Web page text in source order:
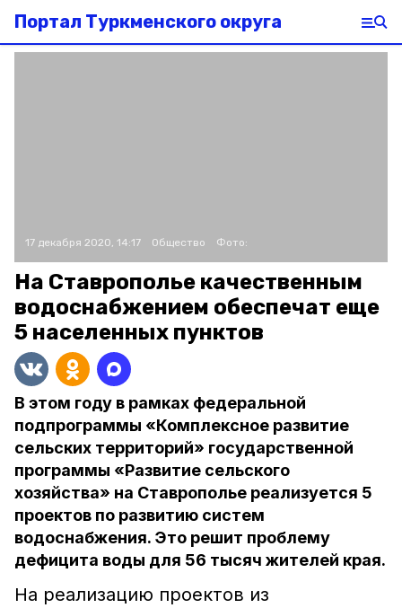
Портал Туркменского округа
17 декабря 2020, 14:17 Общество Фото:
На Ставрополье качественным
водоснабжением обеспечат еще
5 населенных пунктов
В этом году в рамках федеральной
подпрограммы «Комплексное развитие
сельских территорий» государственной
программы «Развитие сельского
хозяйства» на Ставрополье реализуется 5
проектов по развитию систем
водоснабжения. Это решит проблему
дефицита воды для 56 тысяч жителей края.
На реализацию проектов из